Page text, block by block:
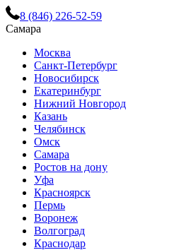
8 (846) 226-52-59
Самара
Москва
Санкт-Петербург
Новосибирск
Екатеринбург
Нижний Новгород
Казань
Челябинск
Омск
Самара
Ростов на дону
Уфа
Красноярск
Пермь
Воронеж
Волгоград
Краснодар